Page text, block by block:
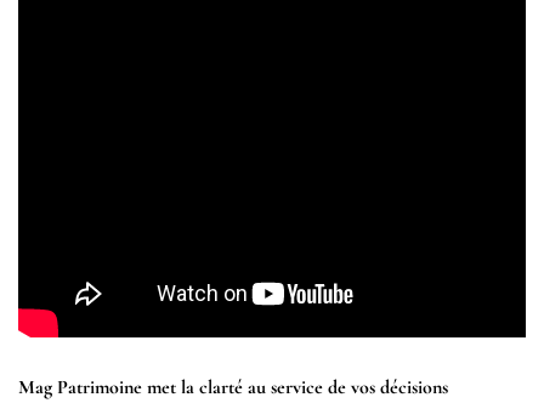
Mag Patrimoine met la clarté au service de vos décisions